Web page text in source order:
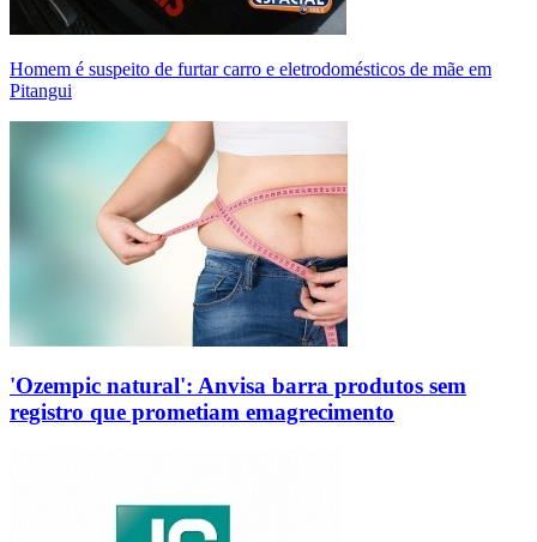
Homem é suspeito de furtar carro e eletrodomésticos de mãe em
Pitangui
'Ozempic natural': Anvisa barra produtos sem
registro que prometiam emagrecimento